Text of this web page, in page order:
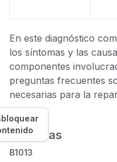
En este diagnóstico
los síntomas y las
componentes
preguntas frecuentes
necesarias para la
Síntomas
B1013